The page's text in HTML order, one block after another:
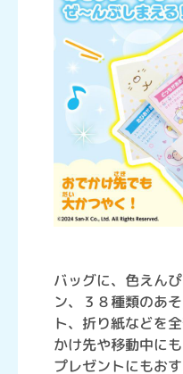
バッグに、色えん
ン、３８種類のあ
ト、折り紙などを
かけ先や移動中に
プレゼントにもおす